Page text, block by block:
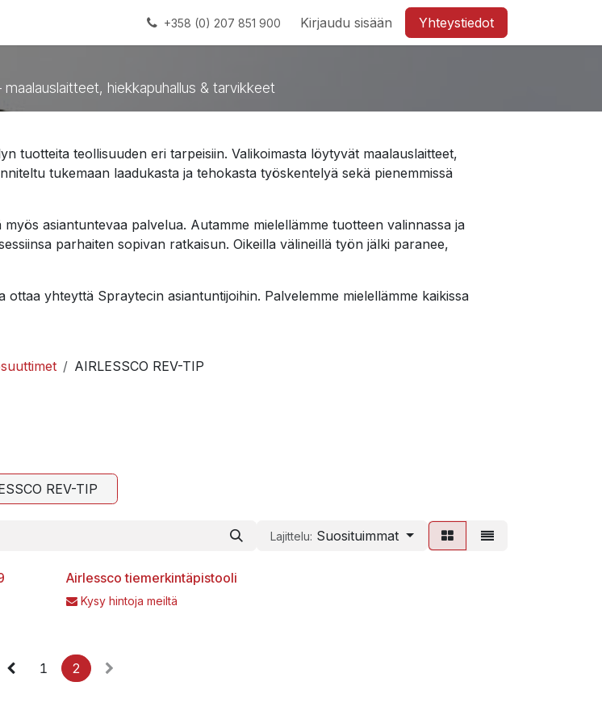
+358 (0) 207 851 900 Kirjaudu sisään Yhteystiedot
hiekkapuhallus & tarvikkeet
tuotteita teollisuuden eri tarpeisiin. Valikoimasta löytyvät maalauslaitteet,
tukemaan laadukasta ja tehokasta työskentelyä sekä pienemmissä
asiantuntevaa palvelua. Autamme mielellämme tuotteen valinnassa ja
parhaiten sopivan ratkaisun. Oikeilla välineillä työn jälki paranee,
yhteyttä Spraytecin asiantuntijoihin. Palvelemme mielellämme kaikissa
AIRLESSCO REV-TIP
REV-TIP
Lajittelu: Suosituimmat
Airlessco tiemerkintäpistooli
Kysy hintoja meiltä
1 2